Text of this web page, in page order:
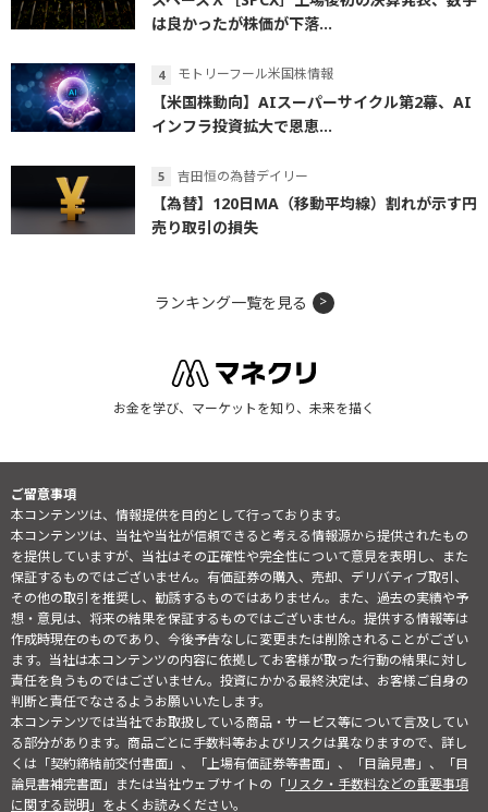
は良かったが株価が下落...
モトリーフール米国株情報
【米国株動向】AIスーパーサイクル第2幕、AI
インフラ投資拡大で恩恵...
吉田恒の為替デイリー
【為替】120日MA（移動平均線）割れが示す円
売り取引の損失
ランキング一覧を見る
お金を学び、マーケットを知り、未来を描く
ご留意事項
本コンテンツは、情報提供を目的として行っております。
本コンテンツは、当社や当社が信頼できると考える情報源から提供されたもの
を提供していますが、当社はその正確性や完全性について意見を表明し、また
保証するものではございません。有価証券の購入、売却、デリバティブ取引、
その他の取引を推奨し、勧誘するものではありません。また、過去の実績や予
想・意見は、将来の結果を保証するものではございません。提供する情報等は
作成時現在のものであり、今後予告なしに変更または削除されることがござい
ます。当社は本コンテンツの内容に依拠してお客様が取った行動の結果に対し
責任を負うものではございません。投資にかかる最終決定は、お客様ご自身の
判断と責任でなさるようお願いいたします。
本コンテンツでは当社でお取扱している商品・サービス等について言及してい
る部分があります。商品ごとに手数料等およびリスクは異なりますので、詳し
くは「契約締結前交付書面」、「上場有価証券等書面」、「目論見書」、「目
論見書補完書面」または当社ウェブサイトの「リスク・手数料などの重要事項
に関する説明」をよくお読みください。